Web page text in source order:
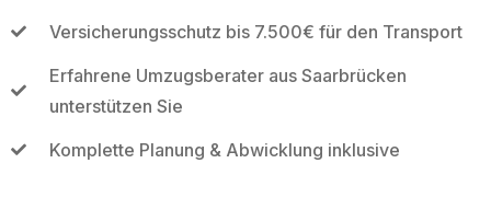
Versicherungsschutz bis 7.500€ für den Transport
Erfahrene Umzugsberater aus Saarbrücken
unterstützen Sie
Komplette Planung & Abwicklung inklusive